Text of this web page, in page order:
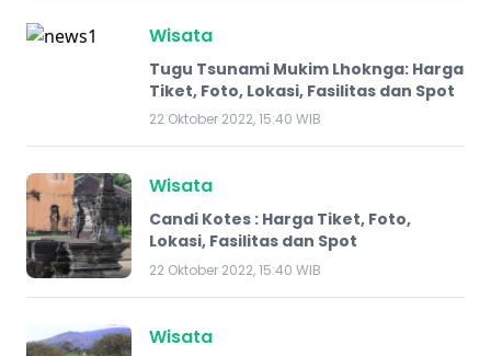
Wisata
Tugu Tsunami Mukim Lhoknga: Harga
Tiket, Foto, Lokasi, Fasilitas dan Spot
22 Oktober 2022, 15:40 WIB
Wisata
Candi Kotes : Harga Tiket, Foto,
Lokasi, Fasilitas dan Spot
22 Oktober 2022, 15:40 WIB
Wisata